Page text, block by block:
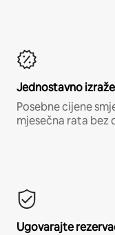
Jednostavno
Posebne cijene
mjesečna rata bez
Ugovarajte